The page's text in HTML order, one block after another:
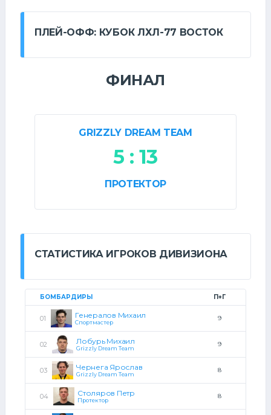
ПЛЕЙ-ОФФ: КУБОК ЛХЛ-77 ВОСТОК
ФИНАЛ
GRIZZLY DREAM TEAM
5 : 13
ПРОТЕКТОР
СТАТИСТИКА ИГРОКОВ ДИВИЗИОНА
БОМБАРДИРЫ П+Г
Генералов Михаил
Спортмастер
9
Лобурь Михаил
Grizzly Dream Team
9
Чернега Ярослав
Grizzly Dream Team
8
Столяров Петр
Протектор
8